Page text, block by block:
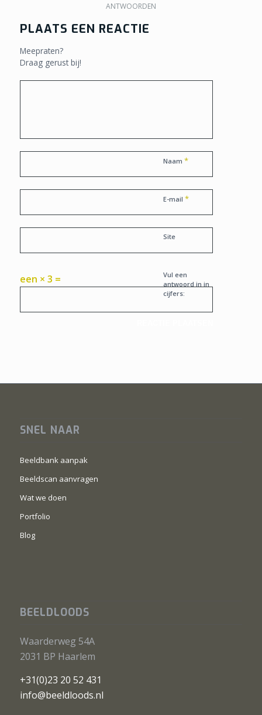
ANTWOORDEN
PLAATS EEN REACTIE
Meepraten?
Draag gerust bij!
Naam *
E-mail *
Site
Vul een
antwoord in in
cijfers:
een × 3 =
SNEL NAAR
Beeldbank aanpak
Beeldscan aanvragen
Wat we doen
Portfolio
Blog
BEELDLOODS
Waarderweg 54A
2031 BP Haarlem
+31(0)23 20 52 431
info@beeldloods.nl